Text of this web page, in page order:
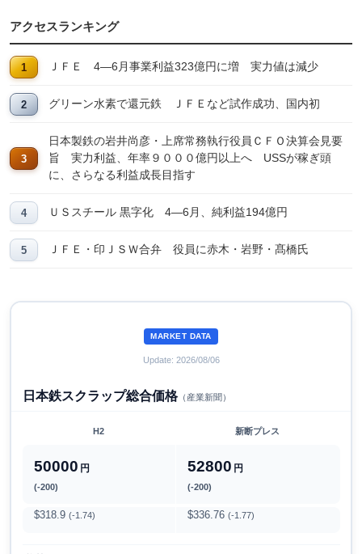
アクセスランキング
ＪＦＥ 4―6月事業利益323億円に増 実力値は減少
グリーン水素で還元鉄 ＪＦＥなど試作成功、国内初
日本製鉄の岩井尚彦・上席常務執行役員ＣＦＯ決算会見要
旨 実力利益、年率９０００億円以上へ USSが稼ぎ頭
に、さらなる利益成長目指す
ＵＳスチール 黒字化 4―6月、純利益194億円
ＪＦＥ・印ＪＳＷ合弁 役員に赤木・岩野・髙橋氏
MARKET DATA
Update: 2026/08/06
日本鉄スクラップ総合価格（産業新聞）
H2 新断プレス
50000 円
(-200)
52800 円
(-200)
$318.9 (-1.74) $336.76 (-1.77)